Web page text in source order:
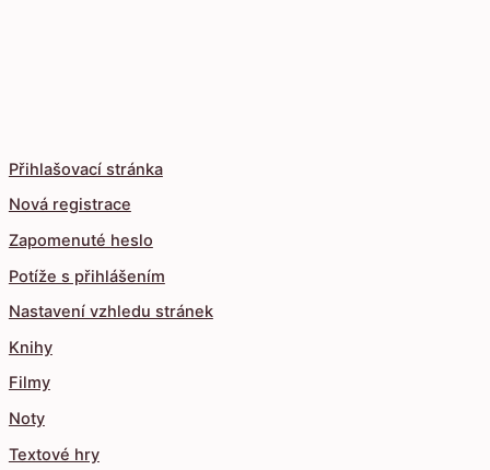
Přihlašovací stránka
Nová registrace
Zapomenuté heslo
Potíže s přihlášením
Nastavení vzhledu stránek
Knihy
Filmy
Noty
Textové hry